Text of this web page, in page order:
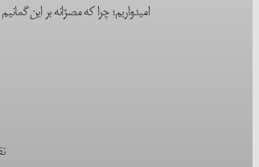
امیدواریم؛ چرا که مصرّانه بر این